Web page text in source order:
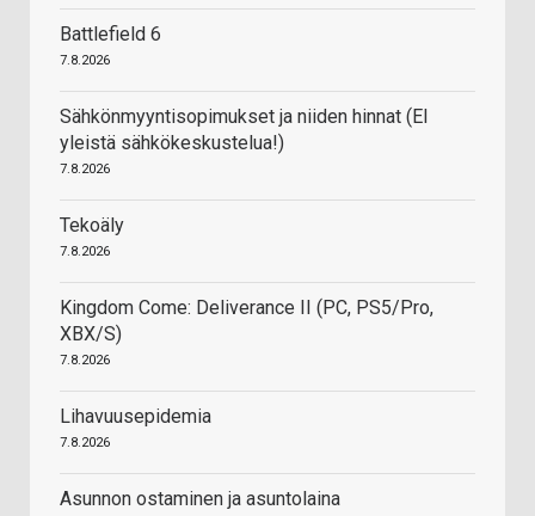
Battlefield 6
7.8.2026
Sähkönmyyntisopimukset ja niiden hinnat (EI
yleistä sähkökeskustelua!)
7.8.2026
Tekoäly
7.8.2026
Kingdom Come: Deliverance II (PC, PS5/Pro,
XBX/S)
7.8.2026
Lihavuusepidemia
7.8.2026
Asunnon ostaminen ja asuntolaina